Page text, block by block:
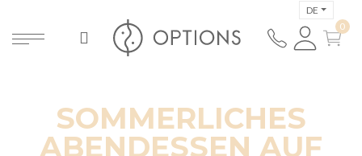
DE
SOMMERLICHES
ABENDESSEN AUF